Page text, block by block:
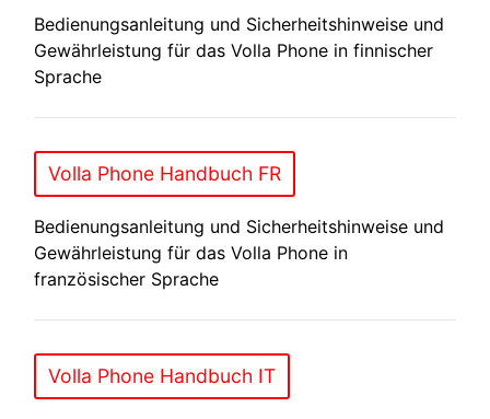
Bedienungsanleitung und Sicherheitshinweise und
Gewährleistung für das Volla Phone in finnischer
Sprache
Volla Phone Handbuch FR
Bedienungsanleitung und Sicherheitshinweise und
Gewährleistung für das Volla Phone in
französischer Sprache
Volla Phone Handbuch IT